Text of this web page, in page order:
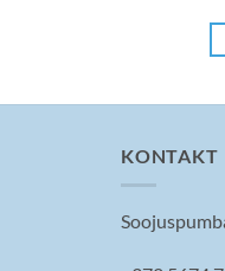
KONTAKT